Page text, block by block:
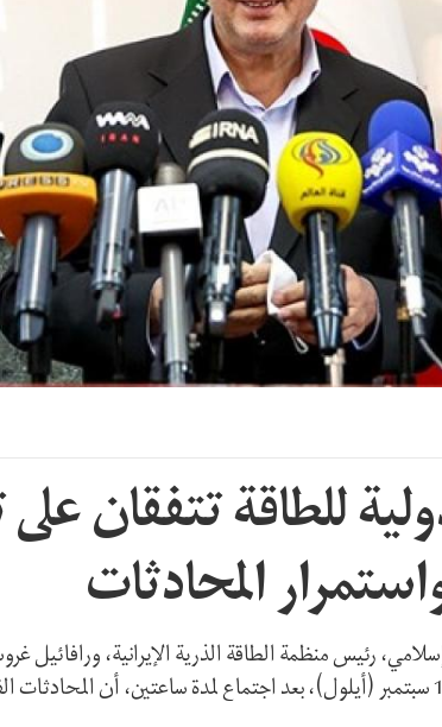
للطاقة تتفقان
المحادثات
رئيس منظمة الطاقة الذرية الإيرانية، ورافائيل
الدولية للطاقة الذرية، أعلنا اليوم الأحد 12 سبتمبر (أيلول)، بعد اجتماع لمدة ساعتين،